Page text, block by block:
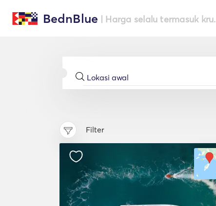
BednBlue | Harga selalu termasuk kru.
Filter